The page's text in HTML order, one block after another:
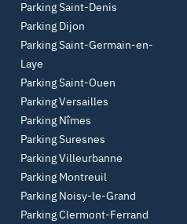
Parking Saint-Denis
Parking Dijon
Parking Saint-Germain-en-
Laye
Parking Saint-Ouen
Parking Versailles
Parking Nîmes
Parking Suresnes
Parking Villeurbanne
Parking Montreuil
Parking Noisy-le-Grand
Parking Clermont-Ferrand